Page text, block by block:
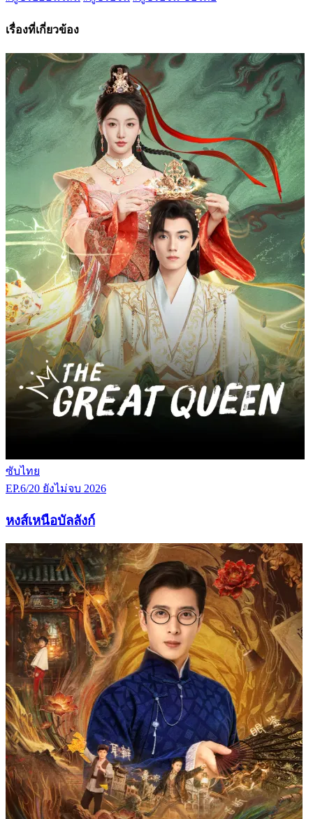
เรื่องที่เกี่ยวข้อง
ซับไทย
EP.6/20 ยังไม่จบ 2026
หงส์เหนือบัลลังก์